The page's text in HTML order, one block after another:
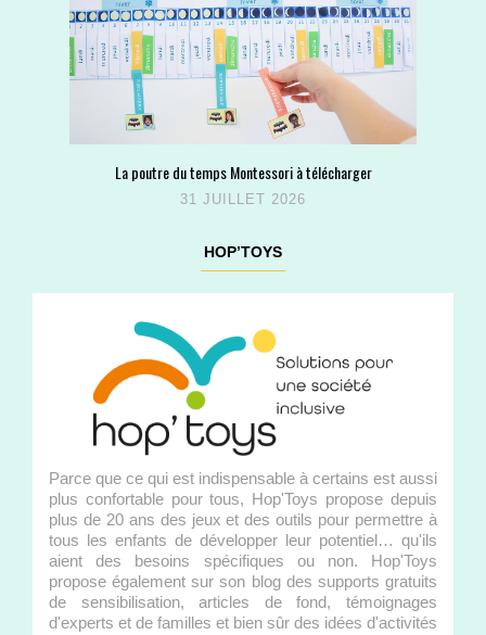
La poutre du temps Montessori à télécharger
31 JUILLET 2026
HOP’TOYS
Parce que ce qui est indispensable à certains est aussi
plus confortable pour tous, Hop'Toys propose depuis
plus de 20 ans des jeux et des outils pour permettre à
tous les enfants de développer leur potentiel… qu'ils
aient des besoins spécifiques ou non. Hop'Toys
propose également sur son blog des supports gratuits
de sensibilisation, articles de fond, témoignages
d'experts et de familles et bien sûr des idées d'activités